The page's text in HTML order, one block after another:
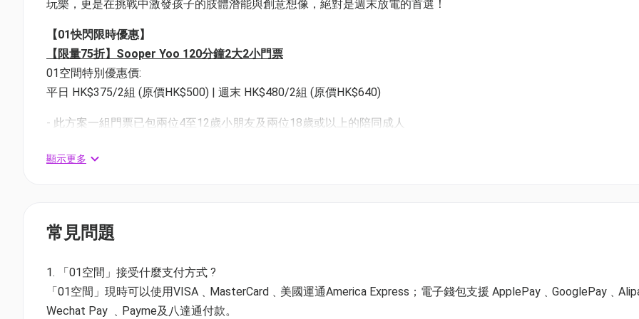
玩樂，更是在挑戰中激發孩子的肢體潛能與創意想像，絕對是週末放電的首選！
【01快閃限時優惠】
【限量75折】Sooper Yoo 120分鐘2大2小門票
01空間特別優惠價:
平日 HK$375/2組 (原價HK$500) | 週末 HK$480/2組 (原價HK$640)
- 此方案一組門票已包兩位4至12歲小朋友及兩位18歲或以上的陪同成人
- 2大2小名額必須於同一時間及同一場次進場使用，無法分開不同日子或場次分開使用
Sooper Yoo 平日120分鐘1大1小門票
01空間特別優惠價: HK$240/1組 (原價HK$250)
顯示更多
常見問題
1. 「01空間」接受什麼支付方式 ?
「01空間」現時可以使用VISA﹑MasterCard﹑美國運通America Express；電子錢包支援
Wechat Pay ﹑Payme及八達通付款。